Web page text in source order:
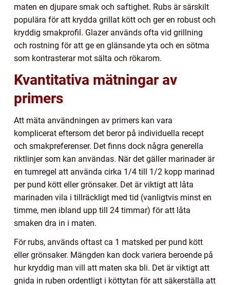
maten en djupare smak och saftighet. Rubs är särskilt
populära för att krydda grillat kött och ger en robust och
kryddig smakprofil. Glazer används ofta vid grillning
och rostning för att ge en glänsande yta och en sötma
som kontrasterar mot sälta och rökarom.
Kvantitativa mätningar av
primers
Att mäta användningen av primers kan vara
komplicerat eftersom det beror på individuella recept
och smakpreferenser. Det finns dock några generella
riktlinjer som kan användas. När det gäller marinader är
en tumregel att använda cirka 1/4 till 1/2 kopp marinad
per pund kött eller grönsaker. Det är viktigt att låta
marinaden vila i tillräckligt med tid (vanligtvis minst en
timme, men ibland upp till 24 timmar) för att låta
smaken dra in i maten.
För rubs, används oftast ca 1 matsked per pund kött
eller grönsaker. Mängden kan dock variera beroende på
hur kryddig man vill att maten ska bli. Det är viktigt att
gnida in ruben ordentligt i köttytan för att säkerställa att